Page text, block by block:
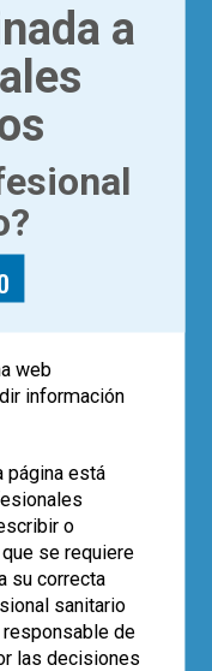
es Chair
del
M,
y Ex
sobre cómo
webinars,
de
del artículo:
a
web
información
página está
o
se requiere
su correcta
sanitario
de
las decisiones